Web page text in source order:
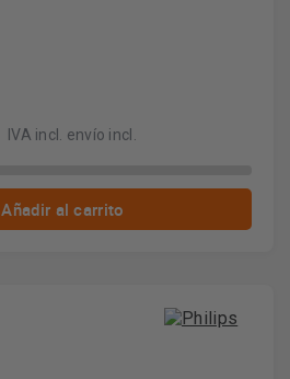
IVA incl. envío incl.
Añadir al carrito